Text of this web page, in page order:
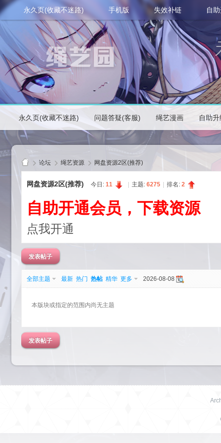
永久页(收藏不迷路) 手机版 失效补链 自
永久页(收藏不迷路) 问题答疑(客服) 绳艺漫画 自助
论坛 绳艺资源 网盘资源2区(推荐)
网盘资源2区(推荐) 今日: 11 主题: 6275 排名: 2
自助开通会员，下载资源
点我开通
发表帖子
全部主题 最新 热门 热帖 精华 更多 2026-08-08
本版块或指定的范围内尚无主题
发表帖子